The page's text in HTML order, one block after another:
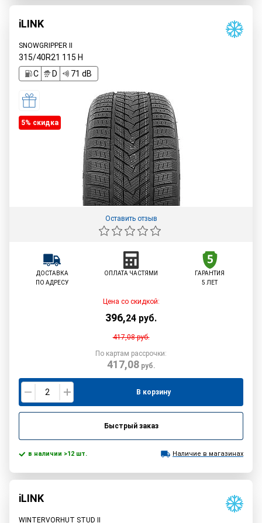
iLINK
SNOWGRIPPER II
315/40R21 115 H
C
D 71 dB
5% cкидка
Оставить отзыв
ДОСТАВКА
ПО АДРЕСУ
ОПЛАТА ЧАСТЯМИ
ГАРАНТИЯ
5 ЛЕТ
Цена со скидкой:
396,24 руб.
417,08руб.
По картам рассрочки:
417,08руб.
В корзину
Быстрый заказ
в наличии >12 шт. Наличие в магазинах
iLINK
WINTERVORHUT STUD II